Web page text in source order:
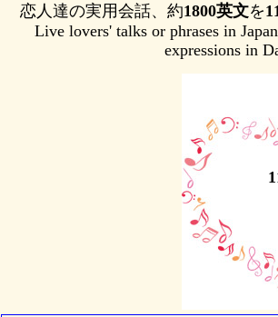
恋人達の実用会話、約1800英文を
Live lovers' talks or phrases in
expressions in